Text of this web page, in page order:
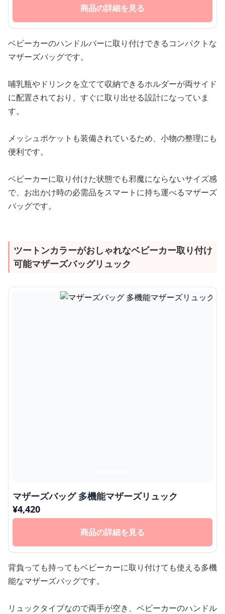
商品の詳細を見る
ベビーカーのハンドルバーに取り付けできるコンパクトな
マザーズバッグです。
哺乳瓶やドリンクを立てて収納できるホルダーが両サイド
に配置されており、すぐに取り出せる設計になっていま
す。
メッシュポケットも装備されているため、小物の整理にも
便利です。
ベビーカーに取り付けた状態でも邪魔にならないサイズ感
で、お出かけ時の必需品をスマートに持ち運べるマザーズ
バッグです。
ツートンカラーがおしゃれなベビーカー取り付け
可能マザーズバッグリュック
マザーズバッグ 多機能マザーズリュック
¥4,420
商品の詳細を見る
背負っても持ってもベビーカーに取り付けても使える多機
能なマザーズバッグです。
リュックタイプなので両手が空き、ベビーカーのハンドル